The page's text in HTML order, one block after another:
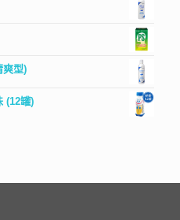
爽型)
(12罐)